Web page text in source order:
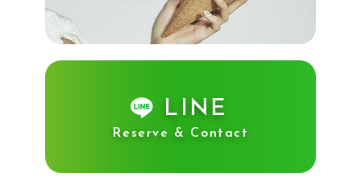
LINE
Reserve & Contact